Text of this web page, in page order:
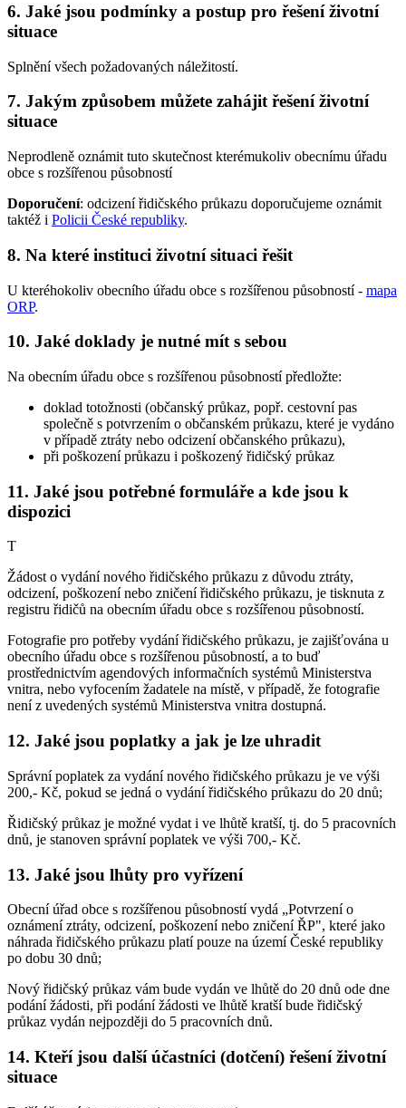
6. Jaké jsou podmínky a postup pro řešení životní
situace
Splnění všech požadovaných náležitostí.
7. Jakým způsobem můžete zahájit řešení životní
situace
Neprodleně oznámit tuto skutečnost kterémukoliv obecnímu úřadu
obce s rozšířenou působností
Doporučení: odcizení řidičského průkazu doporučujeme oznámit
taktéž i Policii České republiky.
8. Na které instituci životní situaci řešit
U kteréhokoliv obecního úřadu obce s rozšířenou působností - mapa
ORP.
10. Jaké doklady je nutné mít s sebou
Na obecním úřadu obce s rozšířenou působností předložte:
doklad totožnosti (občanský průkaz, popř. cestovní pas
společně s potvrzením o občanském průkazu, které je vydáno
v případě ztráty nebo odcizení občanského průkazu),
při poškození průkazu i poškozený řidičský průkaz
11. Jaké jsou potřebné formuláře a kde jsou k
dispozici
T
Žádost o vydání nového řidičského průkazu z důvodu ztráty,
odcizení, poškození nebo zničení řidičského průkazu, je tisknuta z
registru řidičů na obecním úřadu obce s rozšířenou působností.
Fotografie pro potřeby vydání řidičského průkazu, je zajišťována u
obecního úřadu obce s rozšířenou působností, a to buď
prostřednictvím agendových informačních systémů Ministerstva
vnitra, nebo vyfocením žadatele na místě, v případě, že fotografie
není z uvedených systémů Ministerstva vnitra dostupná.
12. Jaké jsou poplatky a jak je lze uhradit
Správní poplatek za vydání nového řidičského průkazu je ve výši
200,- Kč, pokud se jedná o vydání řidičského průkazu do 20 dnů;
Řidičský průkaz je možné vydat i ve lhůtě kratší, tj. do 5 pracovních
dnů, je stanoven správní poplatek ve výši 700,- Kč.
13. Jaké jsou lhůty pro vyřízení
Obecní úřad obce s rozšířenou působností vydá „Potvrzení o
oznámení ztráty, odcizení, poškození nebo zničení ŘP", které jako
náhrada řidičského průkazu platí pouze na území České republiky
po dobu 30 dnů;
Nový řidičský průkaz vám bude vydán ve lhůtě do 20 dnů ode dne
podání žádosti, při podání žádosti ve lhůtě kratší bude řidičský
průkaz vydán nejpozději do 5 pracovních dnů.
14. Kteří jsou další účastníci (dotčení) řešení životní
situace